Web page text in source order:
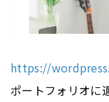
https://
ポートフォリオに